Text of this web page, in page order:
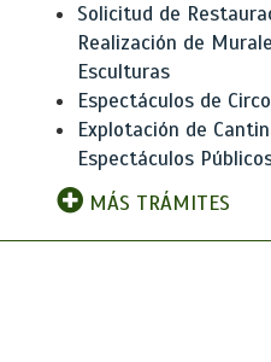
Solicitud de
Realización de
Esculturas
Espectáculos de Circo
Explotación de
Espectáculos
MÁS TRÁMITES